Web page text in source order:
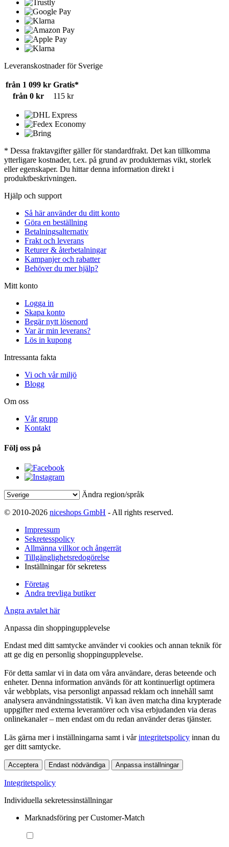
Leveranskostnader för Sverige
från 1 099 kr Gratis*
från 0 kr
115 kr
* Dessa fraktavgifter gäller för standardfrakt. Det kan tillkomma
ytterligare kostnader, t.ex. på grund av produkternas vikt, storlek
eller egenskaper. Du hittar denna information direkt i
produktbeskrivningen.
Hjälp och support
Så här använder du ditt konto
Göra en beställning
Betalningsalternativ
Frakt och leverans
Returer & återbetalningar
Kampanjer och rabatter
Behöver du mer hjälp?
Mitt konto
Logga in
Skapa konto
Begär nytt lösenord
Var är min leverans?
Lös in kupong
Intressanta fakta
Vi och vår miljö
Blogg
Om oss
Vår grupp
Kontakt
Följ oss på
Ändra region/språk
© 2010-2026 niceshops GmbH - All rights reserved.
Impressum
Sekretesspolicy
Allmänna villkor och ångerrät
Tillgänglighetsredogörelse
Inställningar för sekretess
Företag
Andra trevliga butiker
Ångra avtalet här
Anpassa din shoppingupplevelse
Endast med ditt samtycke använder vi cookies och annan teknik för
att ge dig en personlig shoppingupplevelse.
För detta samlar vi in data om våra användare, deras beteende och
enheter. Denna information används för att kontinuerligt optimera
vår webbplats, visa personligt anpassad reklam och innehåll samt
analysera användningsstatistik. Vi kan även matcha dina krypterade
uppgifter med externa leverantörer och visa erbjudanden via deras
onlinekanaler – men endast om du redan använder deras tjänster.
Läs gärna mer i inställningarna samt i vårintegritetspolicy innan du
ger ditt samtycke.
Acceptera Endast nödvändiga Anpassa inställningar
Integritetspolicy
Individuella sekretessinställningar
Marknadsföring per Customer-Match